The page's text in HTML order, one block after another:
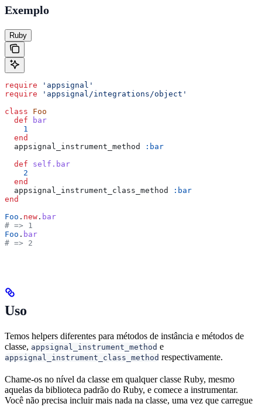
Exemplo
Ruby
require 'appsignal'
require 'appsignal/integrations/object'
class Foo
  def
bar
    1
  end
  appsignal_instrument_method
:bar
  def
self.bar
    2
  end
  appsignal_instrument_class_method
:bar
end
Foo . new . bar
# => 1
Foo . bar
# => 2
Uso
Temos helpers diferentes para métodos de instância e métodos de
classe, appsignal_instrument_method e
appsignal_instrument_class_method respectivamente.
Chame-os no nível da classe em qualquer classe Ruby, mesmo
aquelas da biblioteca padrão do Ruby, e comece a instrumentar.
Você não precisa incluir mais nada na classe, uma vez que carregue